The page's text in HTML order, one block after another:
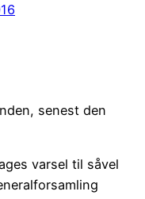
senest den
varsel til såvel